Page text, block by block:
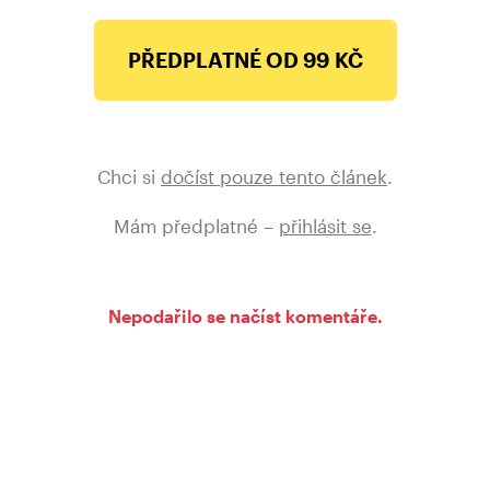
PŘEDPLATNÉ OD 99 KČ
Chci si dočíst pouze tento článek
Mám předplatné – přihlásit se
Nepodařilo se načíst komentáře.